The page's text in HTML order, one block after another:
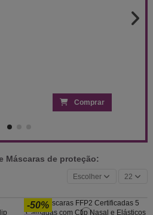
Comprar
Máscaras de proteção:
Escolher 22
-50%